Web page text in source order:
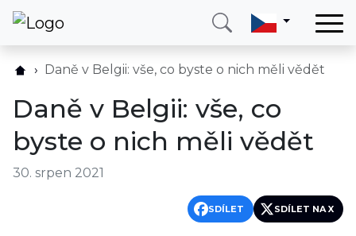
Země
O nás
Blog
Daně v Belgii: vše, co byste o nich měli vědět
Daně v Belgii: vše, co
byste o nich měli vědět
30. srpen 2021
SDÍLET SDÍLET NA X